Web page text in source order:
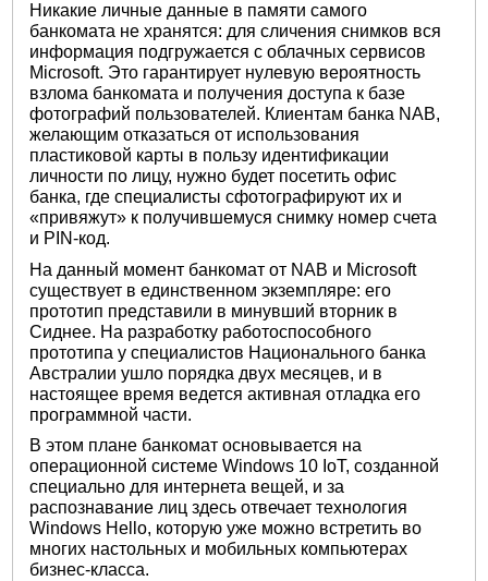
Никакие личные данные в памяти самого
банкомата не хранятся: для сличения снимков вся
информация подгружается с облачных сервисов
Microsoft. Это гарантирует нулевую вероятность
взлома банкомата и получения доступа к базе
фотографий пользователей. Клиентам банка NAB,
желающим отказаться от использования
пластиковой карты в пользу идентификации
личности по лицу, нужно будет посетить офис
банка, где специалисты сфотографируют их и
«привяжут» к получившемуся снимку номер счета
и PIN-код.
На данный момент банкомат от NAB и Microsoft
существует в единственном экземпляре: его
прототип представили в минувший вторник в
Сиднее. На разработку работоспособного
прототипа у специалистов Национального банка
Австралии ушло порядка двух месяцев, и в
настоящее время ведется активная отладка его
программной части.
В этом плане банкомат основывается на
операционной системе Windows 10 IoT, созданной
специально для интернета вещей, и за
распознавание лиц здесь отвечает технология
Windows Hello, которую уже можно встретить во
многих настольных и мобильных компьютерах
бизнес-класса.